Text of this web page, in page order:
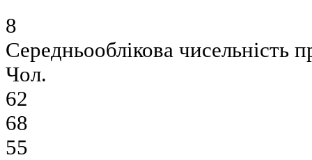
8
Середньооблікова чисельність
Чол.
62
68
55